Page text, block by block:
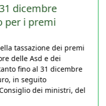
dicembre
per i premi
tassazione dei premi
delle Asd e dei
fino al 31 dicembre
in seguito
dei ministri, del